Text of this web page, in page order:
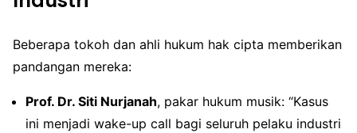
Beberapa tokoh dan ahli hukum hak cipta memberikan
pandangan mereka:
Prof. Dr. Siti Nurjanah, pakar hukum musik: “Kasus
ini menjadi wake-up call bagi seluruh pelaku industri